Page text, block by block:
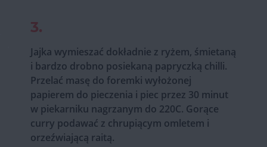
3.
Jajka wymieszać dokładnie z ryżem, śmietaną
i bardzo drobno posiekaną papryczką chilli.
Przelać masę do foremki wyłożonej
papierem do pieczenia i piec przez 30 minut
w piekarniku nagrzanym do 220C. Gorące
curry podawać z chrupiącym omletem i
orzeźwiającą raitą.